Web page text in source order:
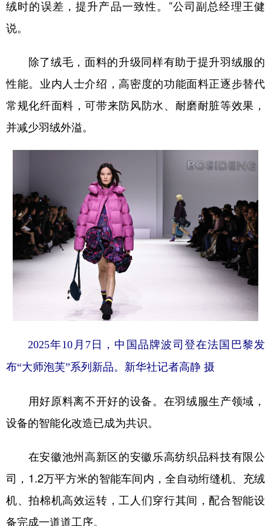
多语种频道
Русский язык 日本語 한국어
Deutsch Português
绒时的误差，提升产品一致性。”公司副总经理王健
说。
除了绒毛，面料的升级同样有助于提升羽绒服的
性能。业内人士介绍，高密度的功能面料正逐步替代
常规化纤面料，可带来防风防水、耐磨耐脏等效果，
并减少羽绒外溢。
2025年10月7日，中国品牌波司登在法国巴黎发
布“大师泡芙”系列新品。新华社记者高静 摄
用好原料离不开好的设备。在羽绒服生产领域，
设备的智能化改造已成为共识。
在安徽池州高新区的安徽乐高纺织品科技有限公
司，1.2万平方米的智能车间内，全自动绗缝机、充绒
机、拍棉机高效运转，工人们穿行其间，配合智能设
备完成一道道工序。